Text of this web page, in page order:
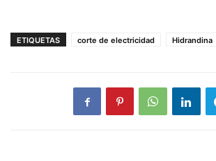
ETIQUETAS corte de electricidad Hidrandina